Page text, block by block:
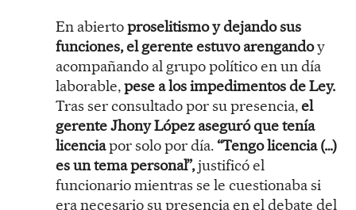
En abiertoproselitismo y dejando sus
funciones, el gerente estuvo arengandoy
acompañando al grupo político en un día
laborable,pese a los impedimentos de Ley.
Tras ser consultado por su presencia,el
gerente Jhony López aseguró que tenía
licenciapor solo por día.“Tengo licencia (…)
es un tema personal”,justificó el
funcionario mientras se le cuestionaba si
era necesario su presencia en el debate del